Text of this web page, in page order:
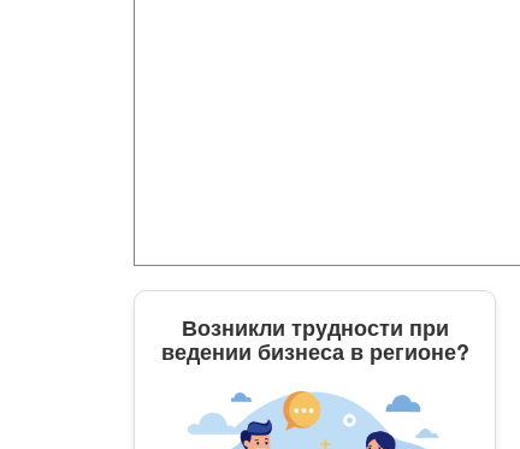
Возникли трудности при
ведении бизнеса в регионе?